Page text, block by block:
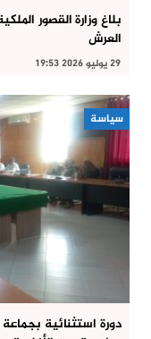
بلاغ وزارة القصور
العرش
29 يوليو 2026 19:53
سياسة